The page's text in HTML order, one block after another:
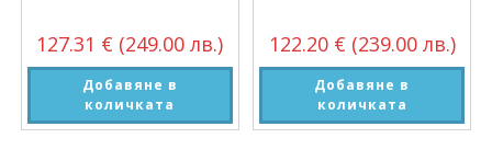
127.31 € (249.00 лв.)
Добавяне в
количката
122.20 € (239.00 лв.)
Добавяне в
количката